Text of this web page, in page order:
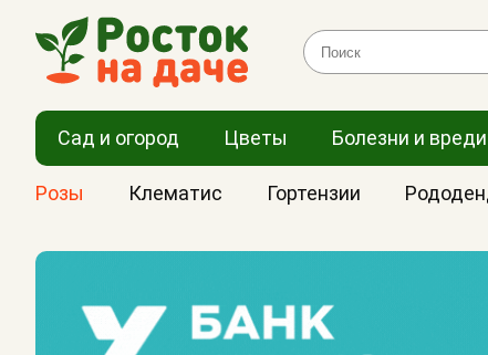
Сад и огород Цветы Болезни и
Розы Клематис Гортензии